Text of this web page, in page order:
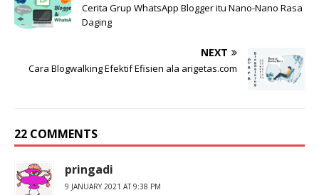
Cerita Grup WhatsApp Blogger itu Nano-Nano Rasa
Daging
NEXT
Cara Blogwalking Efektif Efisien ala arigetas.com
22 COMMENTS
pringadi
9 JANUARY 2021 AT 9:38 PM